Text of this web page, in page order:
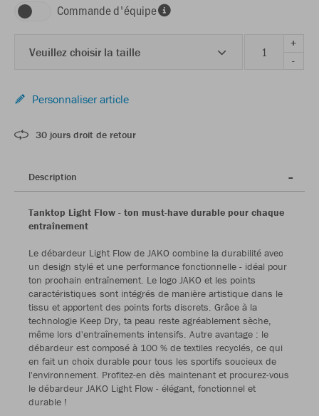
Commande d'équipe
Veuillez choisir la taille
+
-
Personnaliser article
30 jours droit de retour
Description
Tanktop Light Flow - ton must-have durable pour chaque
entraînement
Le débardeur Light Flow de JAKO combine la durabilité avec
un design stylé et une performance fonctionnelle - idéal pour
ton prochain entraînement. Le logo JAKO et les points
caractéristiques sont intégrés de manière artistique dans le
tissu et apportent des points forts discrets. Grâce à la
technologie Keep Dry, ta peau reste agréablement sèche,
même lors d'entraînements intensifs. Autre avantage : le
débardeur est composé à 100 % de textiles recyclés, ce qui
en fait un choix durable pour tous les sportifs soucieux de
l'environnement. Profitez-en dès maintenant et procurez-vous
le débardeur JAKO Light Flow - élégant, fonctionnel et
durable !